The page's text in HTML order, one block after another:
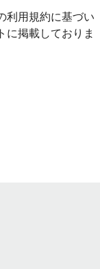
利用規約に基づい
に掲載しておりま